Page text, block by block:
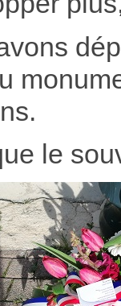
le